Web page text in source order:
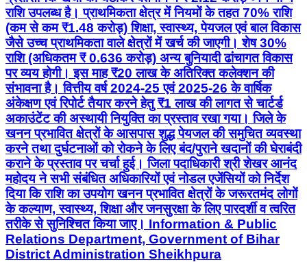
राशि उपलब्ध है। प्राथमिकता क्षेत्र में नियमों के तहत 70% राशि
(कम से कम ₹1.48 करोड़) शिक्षा, स्वास्थ्य, पेयजल एवं बाल विकास
जैसे उच्च प्राथमिकता वाले क्षेत्रों में खर्च की जाएगी। शेष 30%
राशि (अधिकतम ₹ 0.636 करोड़) अन्य बुनियादी ढांचागत विकास
पर व्यय होगी। इस माह ₹20 लाख के अतिरिक्त कलेक्शन की
संभावना है। वित्तीय वर्ष 2024-25 एवं 2025-26 के वार्षिक
अंकेक्षण एवं रिपोर्ट तैयार करने हेतु ₹1 लाख की लागत से चार्टर्ड
अकाउंटेंट की अस्थायी नियुक्ति का प्रस्ताव रखा गया। जिले के
खनन प्रभावित क्षेत्रों के आसपास शुद्ध पेयजल की समुचित व्यवस्था
करने तथा दुर्घटनाओं को रोकने के लिए बंद/पुराने खदानों की घेराबंदी
कराने के प्रस्ताव पर चर्चा हुई। जिला पदाधिकारी श्री शेखर आनंद
महोदय ने सभी संबंधित अधिकारियों एवं नोडल एजेंसियों को निर्देश
दिया कि राशि का उपयोग खनन प्रभावित क्षेत्रों के जरूरतमंद लोगों
के कल्याण, स्वास्थ्य, शिक्षा और जनसुरक्षा के लिए पारदर्शी व त्वरित
तरीके से सुनिश्चित किया जाए। Information & Public
Relations Department, Government of Bihar
District Administration Sheikhpura